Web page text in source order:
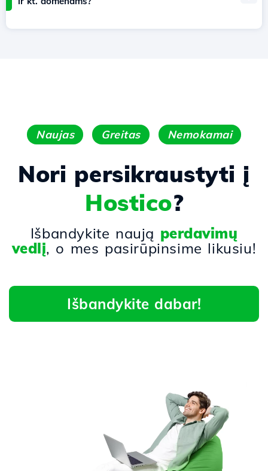
Naujas Greitas Nemokamai
Nori persikraustyti į
Hostico?
Išbandykite naują perdavimų
vedlį, o mes pasirūpinsime likusiu!
Išbandykite dabar!